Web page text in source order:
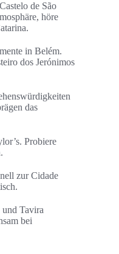
de São
höre
in Belém.
dos Jerónimos
das
Probiere
zur Cidade
Tavira
bei